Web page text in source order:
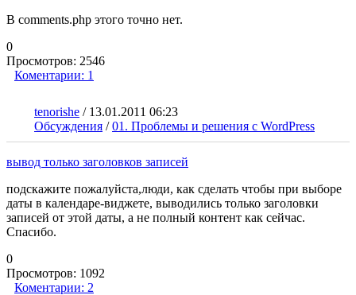
В comments.php этого точно нет.
0
Просмотров: 2546
Коментарии: 1
tenorishe / 13.01.2011 06:23
Обсуждения /01. Проблемы и решения с WordPress
вывод только заголовков записей
подскажите пожалуйста,люди, как сделать чтобы при выборе
даты в календаре-виджете, выводились только заголовки
записей от этой даты, а не полный контент как сейчас.
Спасибо.
0
Просмотров: 1092
Коментарии: 2